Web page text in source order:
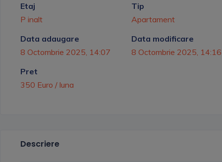
Etaj
P inalt
Tip
Apartament
Data adaugare
8 Octombrie 2025, 14:07
Data modificare
8 Octombrie 2025, 14:16
Pret
350 Euro / luna
Descriere